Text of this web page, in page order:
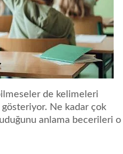
de kelimeleri
Ne kadar çok
anlama becerileri o